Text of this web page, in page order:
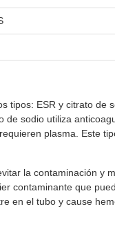
tipos: ESR y citrato
sodio utiliza
plasma. Este
la contaminación
contaminante que
en el tubo y cause